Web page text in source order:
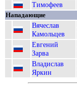
Тимофеев
Нападающие
Вячеслав
Камольцев
Евгений
Зарва
Владислав
Яркин